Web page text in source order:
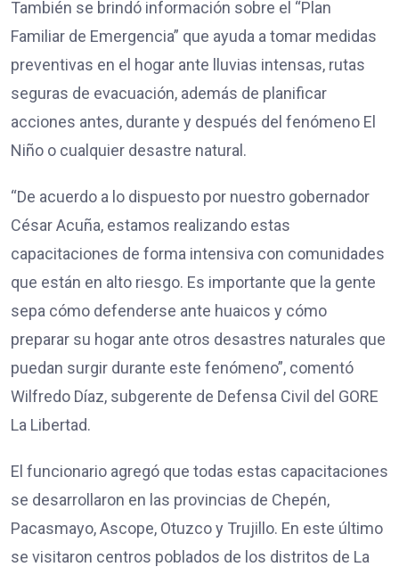
También se brindó información sobre el “Plan
Familiar de Emergencia” que ayuda a tomar medidas
preventivas en el hogar ante lluvias intensas, rutas
seguras de evacuación, además de planificar
acciones antes, durante y después del fenómeno El
Niño o cualquier desastre natural.
“De acuerdo a lo dispuesto por nuestro gobernador
César Acuña, estamos realizando estas
capacitaciones de forma intensiva con comunidades
que están en alto riesgo. Es importante que la gente
sepa cómo defenderse ante huaicos y cómo
preparar su hogar ante otros desastres naturales que
puedan surgir durante este fenómeno”, comentó
Wilfredo Díaz, subgerente de Defensa Civil del GORE
La Libertad.
El funcionario agregó que todas estas capacitaciones
se desarrollaron en las provincias de Chepén,
Pacasmayo, Ascope, Otuzco y Trujillo. En este último
se visitaron centros poblados de los distritos de La